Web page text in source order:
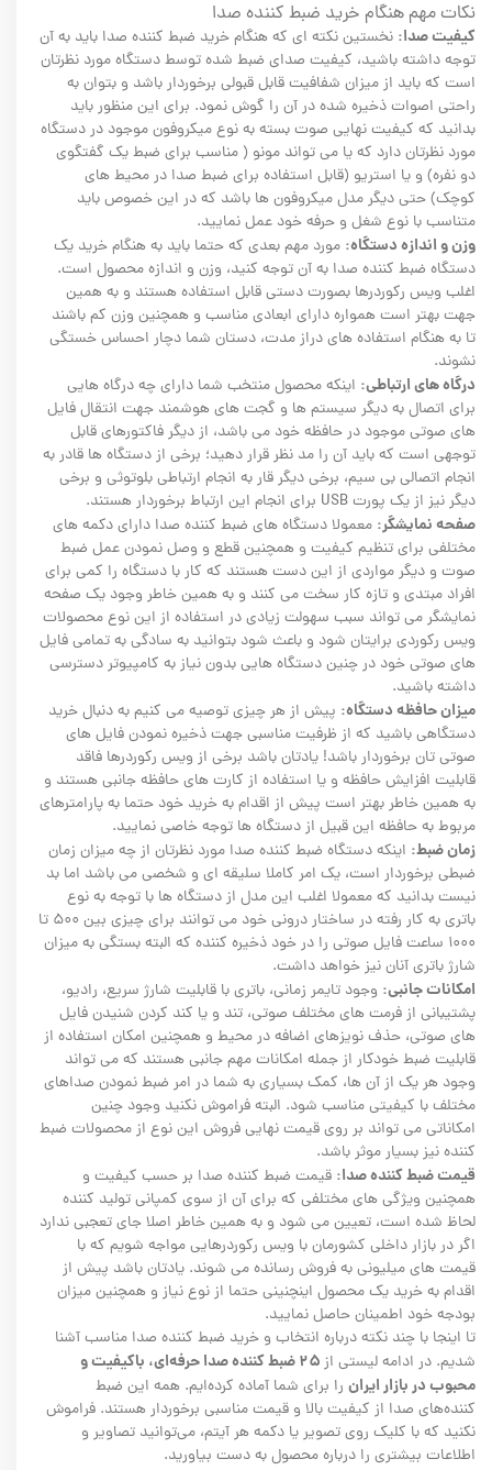
نکات مهم هنگام خرید ضبط کننده صدا
کیفیت صدا: نخستین نکته ای که هنگام خرید ضبط کننده صدا باید به آن
توجه داشته باشید، کیفیت صدای ضبط شده توسط دستگاه مورد نظرتان
است که باید از میزان شفافیت قابل قبولی برخوردار باشد و بتوان به
راحتی اصوات ذخیره شده در آن را گوش نمود. برای این منظور باید
بدانید که کیفیت نهایی صوت بسته به نوع میکروفون موجود در دستگاه
مورد نظرتان دارد که یا می تواند مونو ( مناسب برای ضبط یک گفتگوی
دو نفره) و یا استریو (قابل استفاده برای ضبط صدا در محیط های
کوچک) حتی دیگر مدل میکروفون ها باشد که در این خصوص باید
متناسب با نوع شغل و حرفه خود عمل نمایید.
وزن و اندازه دستگاه: مورد مهم بعدی که حتما باید به هنگام خرید یک
دستگاه ضبط کننده صدا به آن توجه کنید، وزن و اندازه محصول است.
اغلب ویس رکوردرها بصورت دستی قابل استفاده هستند و به همین
جهت بهتر است همواره دارای ابعادی مناسب و همچنین وزن کم باشند
تا به هنگام استفاده های دراز مدت، دستان شما دچار احساس خستگی
نشوند.
درگاه های ارتباطی: اینکه محصول منتخب شما دارای چه درگاه هایی
برای اتصال به دیگر سیستم ها و گجت های هوشمند جهت انتقال فایل
های صوتی موجود در حافظه خود می باشد، از دیگر فاکتورهای قابل
توجهی است که باید آن را مد نظر قرار دهید؛ برخی از دستگاه ها قادر به
انجام اتصالی بی سیم، برخی دیگر قار به انجام ارتباطی بلوتوثی و برخی
دیگر نیز از یک پورت USB برای انجام این ارتباط برخوردار هستند.
صفحه نمایشگر: معمولا دستگاه های ضبط کننده صدا دارای دکمه های
مختلفی برای تنظیم کیفیت و همچنین قطع و وصل نمودن عمل ضبط
صوت و دیگر مواردی از این دست هستند که کار با دستگاه را کمی برای
افراد مبتدی و تازه کار سخت می کنند و به همین خاطر وجود یک صفحه
نمایشگر می تواند سبب سهولت زیادی در استفاده از این نوع محصولات
ویس رکوردی برایتان شود و باعث شود بتوانید به سادگی به تمامی فایل
های صوتی خود در چنین دستگاه هایی بدون نیاز به کامپیوتر دسترسی
داشته باشید.
میزان حافظه دستگاه: پیش از هر چیزی توصیه می کنیم به دنبال خرید
دستگاهی باشید که از ظرفیت مناسبی جهت ذخیره نمودن فایل های
صوتی تان برخوردار باشد! یادتان باشد برخی از ویس رکوردرها فاقد
قابلیت افزایش حافظه و یا استفاده از کارت های حافظه جانبی هستند و
به همین خاطر بهتر است پیش از اقدام به خرید خود حتما به پارامترهای
مربوط به حافظه این قبیل از دستگاه ها توجه خاصی نمایید.
زمان ضبط: اینکه دستگاه ضبط کننده صدا مورد نظرتان از چه میزان زمان
ضبطی برخوردار است، یک امر کاملا سلیقه ای و شخصی می باشد اما بد
نیست بدانید که معمولا اغلب این مدل از دستگاه ها با توجه به نوع
باتری به کار رفته در ساختار درونی خود می توانند برای چیزی بین ۵۰۰ تا
۱۰۰۰ ساعت فایل صوتی را در خود ذخیره کننده که البته بستگی به میزان
شارژ باتری آنان نیز خواهد داشت.
امکانات جانبی: وجود تایمر زمانی، باتری با قابلیت شارژ سریع، رادیو،
پشتیبانی از فرمت های مختلف صوتی، تند و یا کند کردن شنیدن فایل
های صوتی، حذف نویزهای اضافه در محیط و همچنین امکان استفاده از
قابلیت ضبط خودکار از جمله امکانات مهم جانبی هستند که می تواند
وجود هر یک از آن ها، کمک بسیاری به شما در امر ضبط نمودن صداهای
مختلف با کیفیتی مناسب شود. البته فراموش نکنید وجود چنین
امکاناتی می تواند بر روی قیمت نهایی فروش این نوع از محصولات ضبط
کننده نیز بسیار موثر باشد.
قیمت ضبط کننده صدا: قیمت ضبط کننده صدا بر حسب کیفیت و
همچنین ویژگی های مختلفی که برای آن از سوی کمپانی تولید کننده
لحاظ شده است، تعیین می شود و به همین خاطر اصلا جای تعجبی ندارد
اگر در بازار داخلی کشورمان با ویس رکوردرهایی مواجه شویم که با
قیمت های میلیونی به فروش رسانده می شوند. یادتان باشد پیش از
اقدام به خرید یک محصول اینچنینی حتما از نوع نیاز و همچنین میزان
بودجه خود اطمینان حاصل نمایید.
تا اینجا با چند نکته درباره انتخاب و خرید ضبط کننده صدا مناسب آشنا
شدیم. در ادامه لیستی از
۲۵ ضبط کننده صدا حرفه‌ای، باکیفیت و
محبوب در بازار ایران را برای شما آماده کرده‌ایم. همه این ضبط
کننده‌های صدا از کیفیت بالا و قیمت مناسبی برخوردار هستند. فراموش
نکنید که با کلیک روی تصویر یا دکمه هر آیتم، می‌توانید تصاویر و
اطلاعات بیشتری را درباره محصول به دست بیاورید.